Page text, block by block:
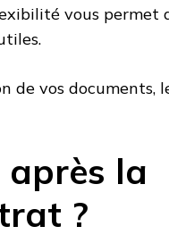
vous permet
de vos documents,
la
?